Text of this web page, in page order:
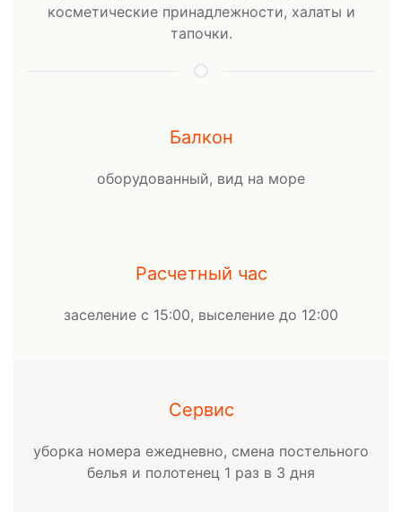
косметические принадлежности, халаты и
тапочки.
Балкон
оборудованный, вид на море
Расчетный час
заселение с 15:00, выселение до 12:00
Сервис
уборка номера ежедневно, смена постельного
белья и полотенец 1 раз в 3 дня